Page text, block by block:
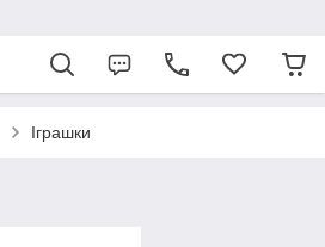
Іграшки